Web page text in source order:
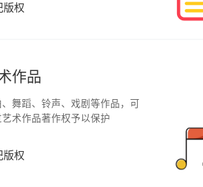
版权
作品
舞蹈、铃声、戏剧等作品，可
艺术作品著作权予以保护
版权